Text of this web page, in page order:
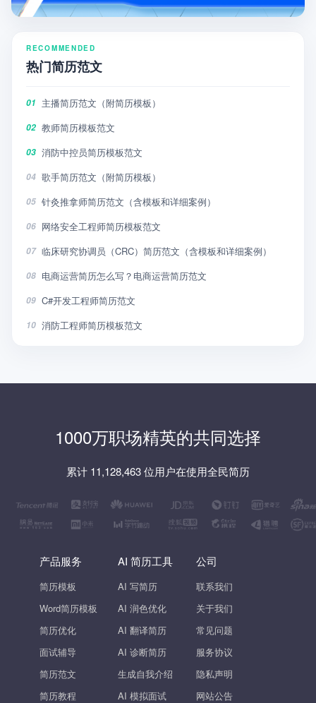
RECOMMENDED
热门简历范文
01 主播简历范文（附简历模板）
02 教师简历模板范文
03 消防中控员简历模板范文
04 歌手简历范文（附简历模板）
05 针灸推拿师简历范文（含模板和详细案例）
06 网络安全工程师简历模板范文
07 临床研究协调员（CRC）简历范文（含模板和详细案例）
08 电商运营简历怎么写？电商运营简历范文
09 C#开发工程师简历范文
10 消防工程师简历模板范文
1000万职场精英的共同选择
累计 11,128,463 位用户在使用全民简历
产品服务
简历模板
Word简历模板
简历优化
面试辅导
简历范文
简历教程
AI 简历工具
AI 写简历
AI 润色优化
AI 翻译简历
AI 诊断简历
生成自我介绍
AI 模拟面试
公司
联系我们
关于我们
常见问题
服务协议
隐私声明
网站公告